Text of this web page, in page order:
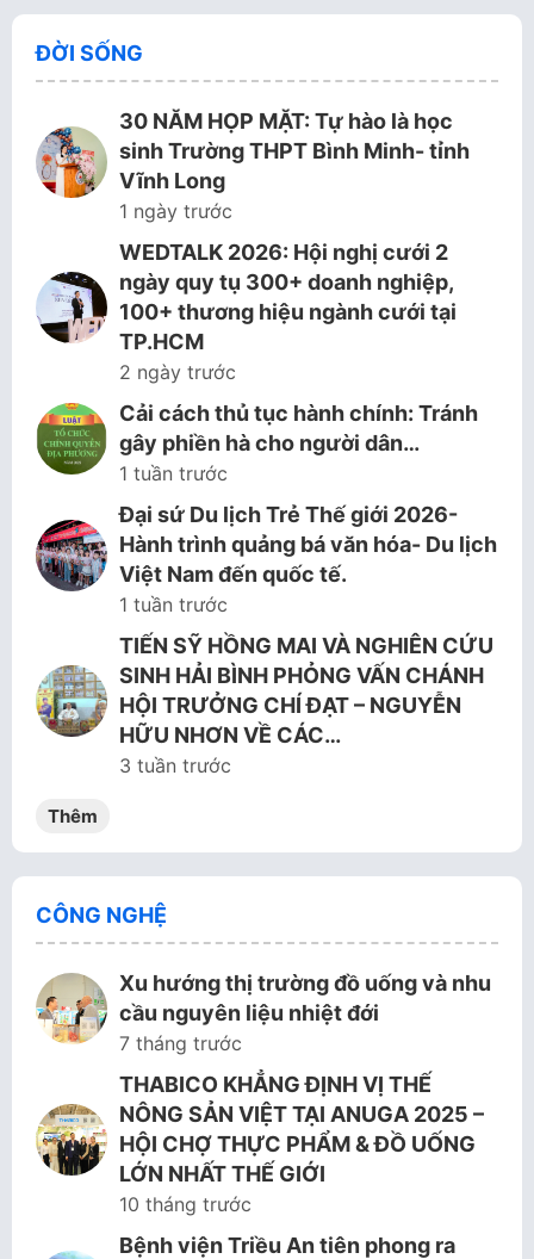
ĐỜI SỐNG
30 NĂM HỌP MẶT: Tự hào là học
sinh Trường THPT Bình Minh- tỉnh
Vĩnh Long
1 ngày trước
WEDTALK 2026: Hội nghị cưới 2
ngày quy tụ 300+ doanh nghiệp,
100+ thương hiệu ngành cưới tại
TP.HCM
2 ngày trước
Cải cách thủ tục hành chính: Tránh
gây phiền hà cho người dân…
1 tuần trước
Đại sứ Du lịch Trẻ Thế giới 2026-
Hành trình quảng bá văn hóa- Du lịch
Việt Nam đến quốc tế.
1 tuần trước
TIẾN SỸ HỒNG MAI VÀ NGHIÊN CỨU
SINH HẢI BÌNH PHỎNG VẤN CHÁNH
HỘI TRƯỞNG CHÍ ĐẠT – NGUYỄN
HỮU NHƠN VỀ CÁC…
3 tuần trước
Thêm
CÔNG NGHỆ
Xu hướng thị trường đồ uống và nhu
cầu nguyên liệu nhiệt đới
7 tháng trước
THABICO KHẲNG ĐỊNH VỊ THẾ
NÔNG SẢN VIỆT TẠI ANUGA 2025 –
HỘI CHỢ THỰC PHẨM & ĐỒ UỐNG
LỚN NHẤT THẾ GIỚI
10 tháng trước
Bệnh viện Triều An tiên phong ra